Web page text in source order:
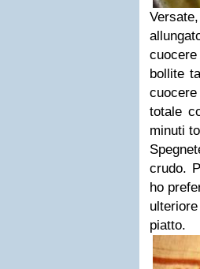
bollite
totale
minuti
crudo.
ho
piatto.